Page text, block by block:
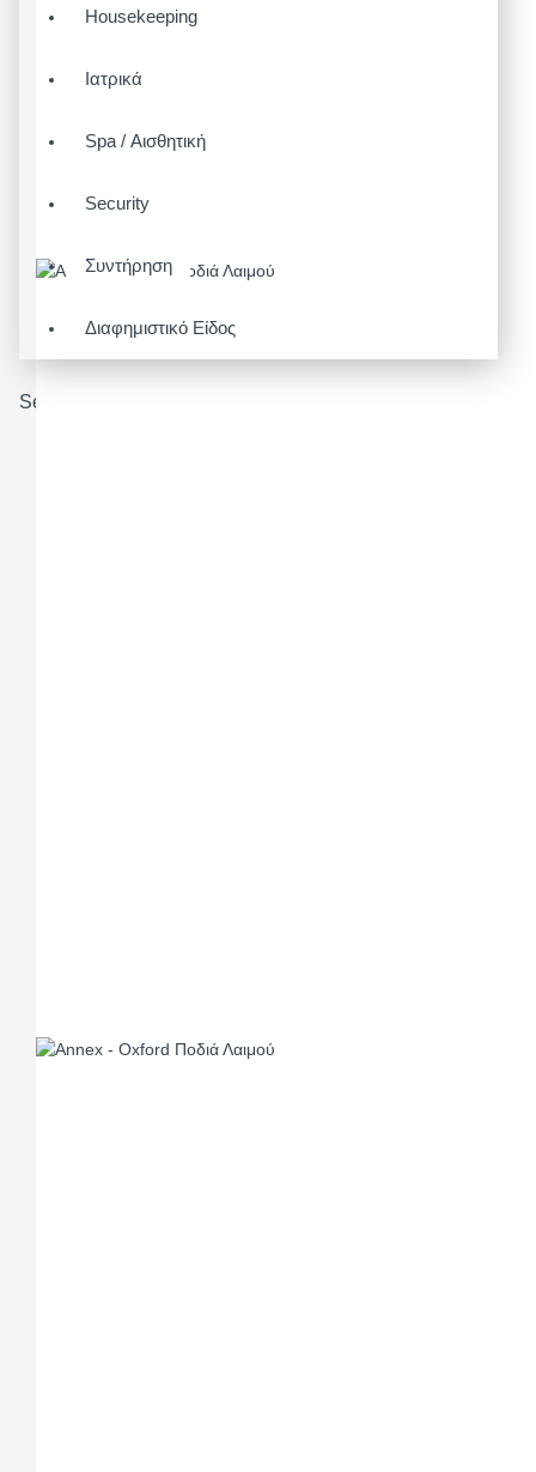
Housekeeping
Ιατρικά
Spa / Αισθητική
Security
Συντήρηση
Διαφημιστικό Είδος
Search